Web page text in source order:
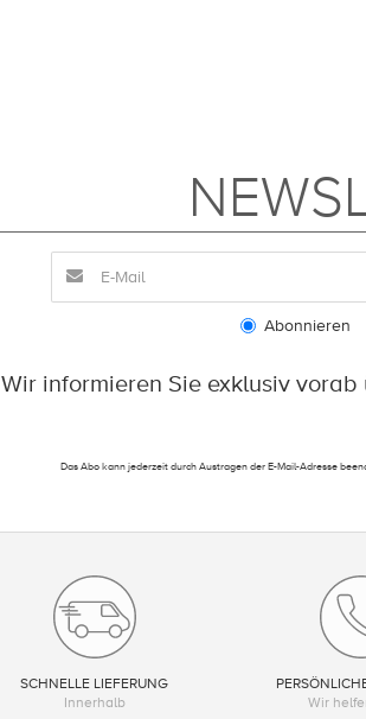
Abonnieren
Wir informieren Sie exklusiv
Das Abo kann jederzeit durch Austragen der E-Mail-Adresse
SCHNELLE LIEFERUNG
Innerhalb
Wir